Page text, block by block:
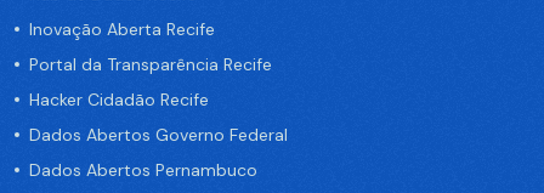
Inovação Aberta Recife
Portal da Transparência Recife
Hacker Cidadão Recife
Dados Abertos Governo Federal
Dados Abertos Pernambuco